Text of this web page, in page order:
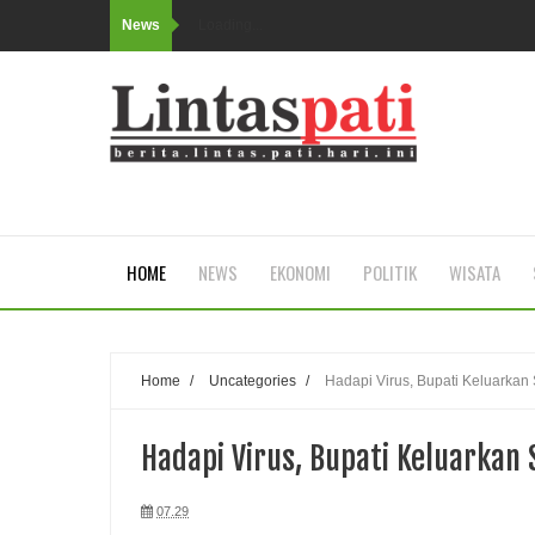
News
HOME NEWS EKONOMI POLITIK WISATA
Home / Uncategories / Hadapi Virus, Bupati Keluarkan
Hadapi Virus, Bupati Keluarkan
07.29